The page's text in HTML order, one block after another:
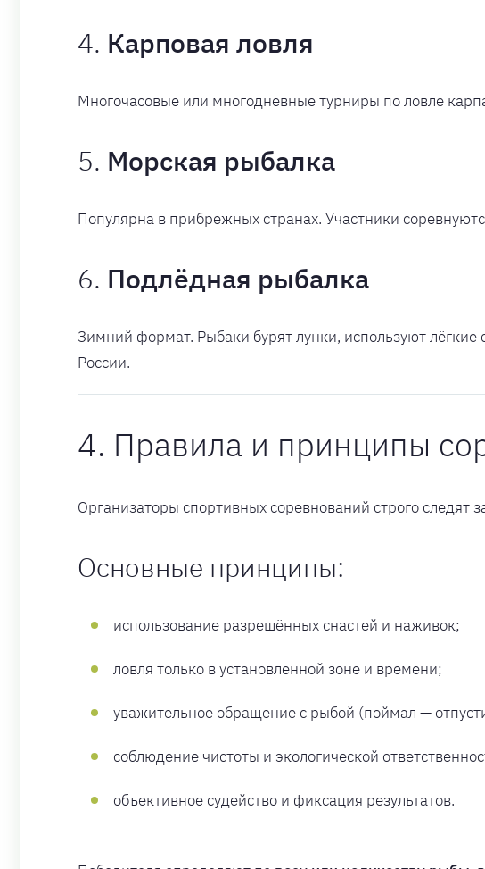
4. Карповая ловля
Многочасовые или многодневные турниры по ловле
5. Морская рыбалка
Популярна в прибрежных странах. Участники
6. Подлёдная рыбалка
Зимний формат. Рыбаки бурят лунки, используют
России.
4. Правила и принципы
Организаторы спортивных соревнований строго следят
Основные принципы:
использование разрешённых снастей и наживок;
ловля только в установленной зоне и времени;
уважительное обращение с рыбой (поймал —
соблюдение чистоты и экологической
объективное судейство и фиксация результатов.